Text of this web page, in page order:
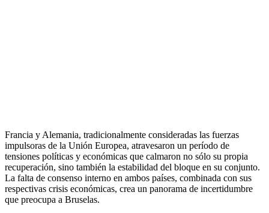
Francia y Alemania, tradicionalmente consideradas las fuerzas
impulsoras de la Unión Europea, atravesaron un período de
tensiones políticas y económicas que calmaron no sólo su propia
recuperación, sino también la estabilidad del bloque en su conjunto.
La falta de consenso interno en ambos países, combinada con sus
respectivas crisis económicas, crea un panorama de incertidumbre
que preocupa a Bruselas.